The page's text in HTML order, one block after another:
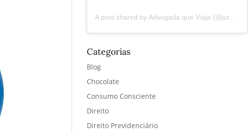
A post shared by Advogada que Viaja (@juremacintra)
Categorias
Blog
Chocolate
Consumo Consciente
Direito
Direito Previdenciário